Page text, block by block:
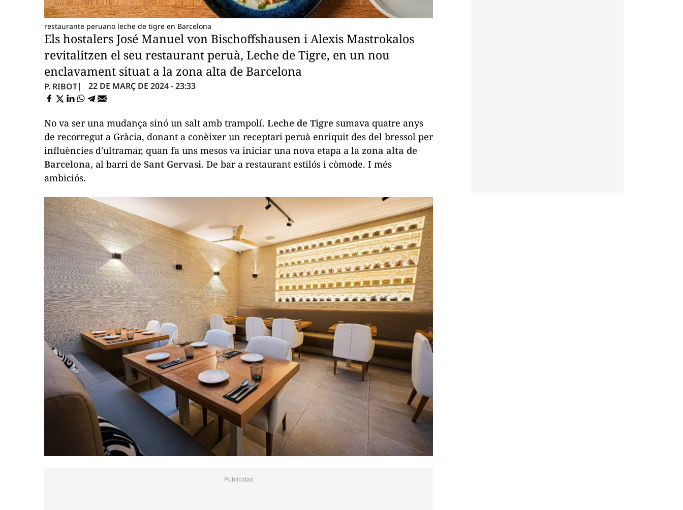
restaurante peruano leche de tigre en Barcelona
Els hostalers José Manuel von Bischoffshausen i Alexis Mastrokalos
revitalitzen el seu restaurant peruà, Leche de Tigre, en un nou
enclavament situat a la zona alta de Barcelona
P. RIBOT 22 DE MARÇ DE 2024 - 23:33
No va ser una mudança sinó un salt amb trampolí. Leche de Tigre sumava quatre anys
de recorregut a Gràcia, donant a conèixer un receptari peruà enriquit des del bressol per
influències d'ultramar, quan fa uns mesos va iniciar una nova etapa a la zona alta de
Barcelona, ​​al barri de Sant Gervasi. De bar a restaurant estilós i còmode. I més
ambiciós.